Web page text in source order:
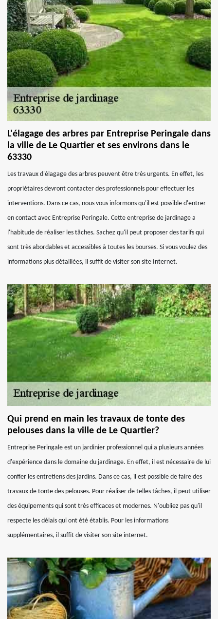
L'élagage des arbres par Entreprise Peringale dans
la ville de Le Quartier et ses environs dans le
63330
Les travaux d'élagage des arbres peuvent être très urgents. En effet, les
propriétaires devront contacter des professionnels pour effectuer les
interventions. Dans ce cas, nous vous informons qu'il est possible d'entrer
en contact avec Entreprise Peringale. Cette entreprise de jardinage a
l'habitude de réaliser les tâches. Sachez qu'il peut proposer des tarifs qui
sont très abordables et accessibles à toutes les bourses. Si vous voulez des
informations plus détaillées, il suffit de visiter son site Internet.
Qui prend en main les travaux de tonte des
pelouses dans la ville de Le Quartier?
Entreprise Peringale est un jardinier professionnel qui a plusieurs années
d'expérience dans le domaine du jardinage. En effet, il est nécessaire de lui
confier les entretiens des jardins. Dans ce cas, il est possible de faire des
travaux de tonte des pelouses. Pour réaliser de telles tâches, il peut utiliser
des équipements qui sont très efficaces et modernes. N'oubliez pas qu'il
respecte les délais qui ont été établis. Pour les informations
supplémentaires, il suffit de visiter son site internet.